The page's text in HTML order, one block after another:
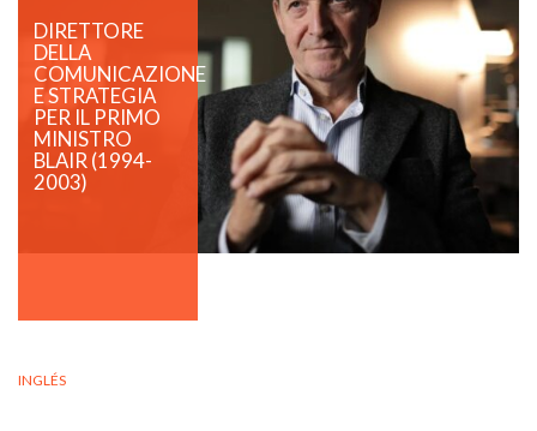
DIRETTORE
DELLA
COMUNICAZIONE
E STRATEGIA
PER IL PRIMO
MINISTRO
BLAIR (1994-
2003)
INGLÉS